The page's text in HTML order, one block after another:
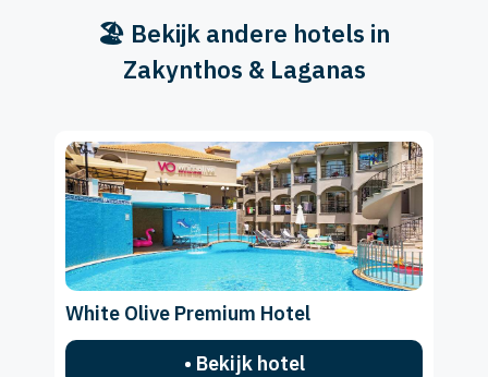
🏖️ Bekijk andere hotels in
Zakynthos & Laganas
White Olive Premium Hotel
• Bekijk hotel